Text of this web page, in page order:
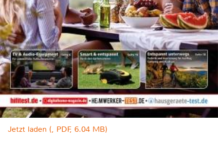
Jetzt laden (, PDF, 6.04 MB)